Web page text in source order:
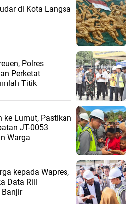
di Kota Langsa
Polres
Perketat
Titik
ke Lumut, Pastikan
JT-0053
Warga
kepada Wapres,
Data Riil
Banjir